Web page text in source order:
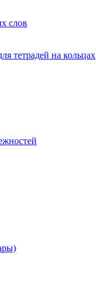
слов
тетрадей на кольцах